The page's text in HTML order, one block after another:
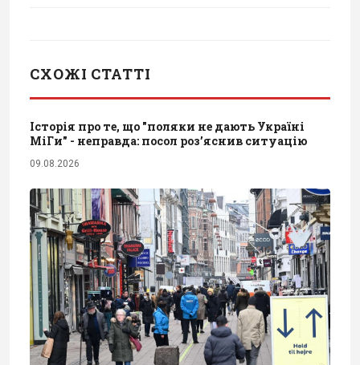
СХОЖІ СТАТТІ
Історія про те, що "поляки не дають Україні
МіГи" - неправда: посол роз’яснив ситуацію
09.08.2026